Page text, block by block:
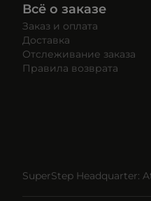
Всё о заказе
Заказ и оплата
Доставка
Отслеживание заказа
Правила возврата
SuperStep Headquarter: